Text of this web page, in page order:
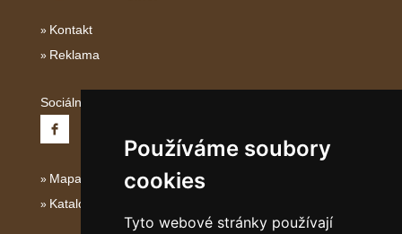
Používáme soubory
cookies
Tyto webové stránky používají
Kontakt
Reklama
Sociální sítě:
Mapa serveru Střední Itálie
Katalog ubytování